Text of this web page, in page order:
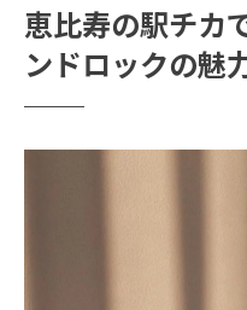
マツエクの持
お客様の声：
のサロン特集
恵比寿で人気
恵比寿の駅チカ
ンドロックの魅